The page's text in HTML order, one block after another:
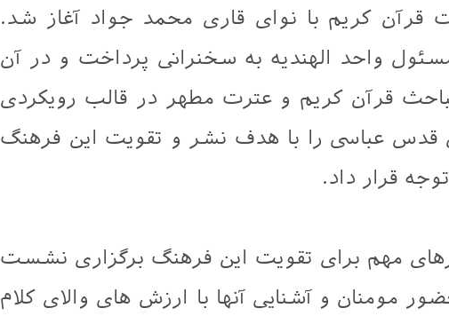
قرآن کریم با نوای قاری محمد جواد آغاز شد.
واحد الهندیه به سخنرانی پرداخت و در آن
قرآن کریم و عترت مطهر در قالب رویکردی
قدس عباسی را با هدف نشر و تقویت این فرهنگ
قرار داد.
مهم برای تقویت این فرهنگ برگزاری نشست
مومنان و آشنایی آنها با ارزش های والای کلام